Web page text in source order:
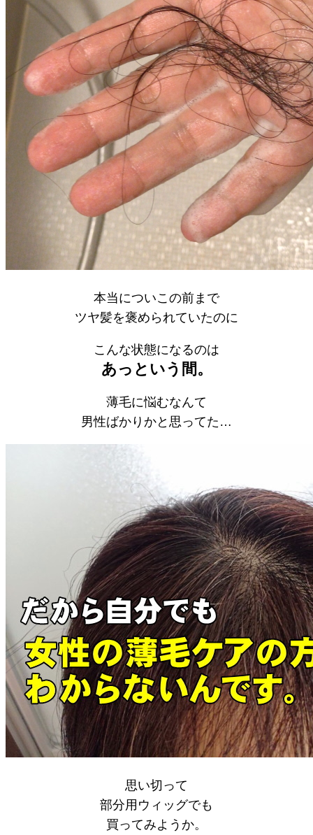
本当についこの前まで
ツヤ髪を褒められていたのに
こんな状態になるのは
あっという間。
薄毛に悩むなんて
男性ばかりかと思ってた…
思い切って
部分用ウィッグでも
買ってみようか。